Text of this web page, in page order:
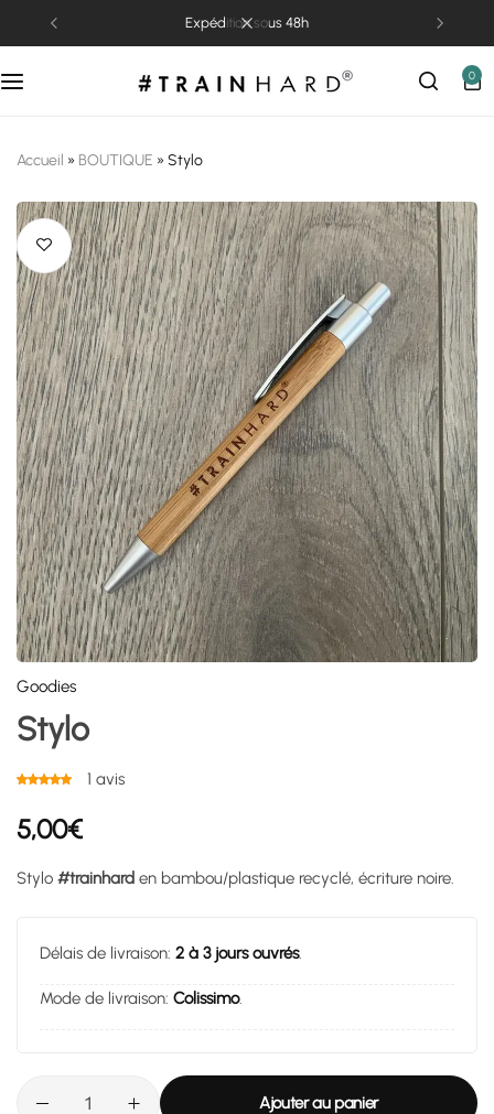
expédition sous 48h
0
Accueil » BOUTIQUE » Stylo
Goodies
Stylo
1 avis
5,00€
Stylo #trainhard en bambou/plastique recyclé, écriture noire.
Délais de livraison: 2 à 3 jours ouvrés.
Mode de livraison: Colissimo.
Ajouter au panier